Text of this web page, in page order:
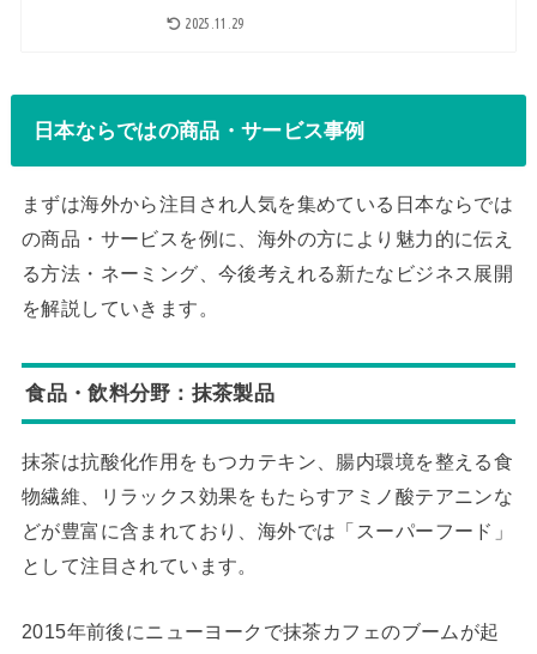
2025.11.29
日本ならではの商品・サービス事例
まずは海外から注目され人気を集めている日本ならでは
の商品・サービスを例に、海外の方により魅力的に伝え
る方法・ネーミング、今後考えれる新たなビジネス展開
を解説していきます。
食品・飲料分野：抹茶製品
抹茶は抗酸化作用をもつカテキン、腸内環境を整える食
物繊維、リラックス効果をもたらすアミノ酸テアニンな
どが豊富に含まれており、海外では「スーパーフード」
として注目されています。
2015年前後にニューヨークで抹茶カフェのブームが起